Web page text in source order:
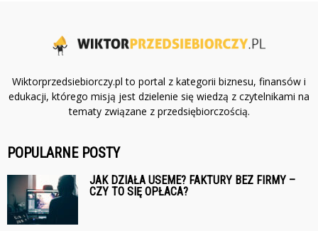
Wiktorprzedsiebiorczy.pl to portal z kategorii biznesu, finansów i
edukacji, którego misją jest dzielenie się wiedzą z czytelnikami na
tematy związane z przedsiębiorczością.
POPULARNE POSTY
JAK DZIAŁA USEME? FAKTURY BEZ FIRMY –
CZY TO SIĘ OPŁACA?